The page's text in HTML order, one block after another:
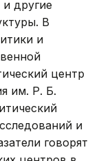
другие
В
и
центр
им. Р. Б.
и
говорят